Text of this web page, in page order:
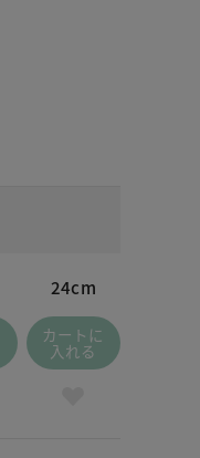
24cm
カートに
入れる